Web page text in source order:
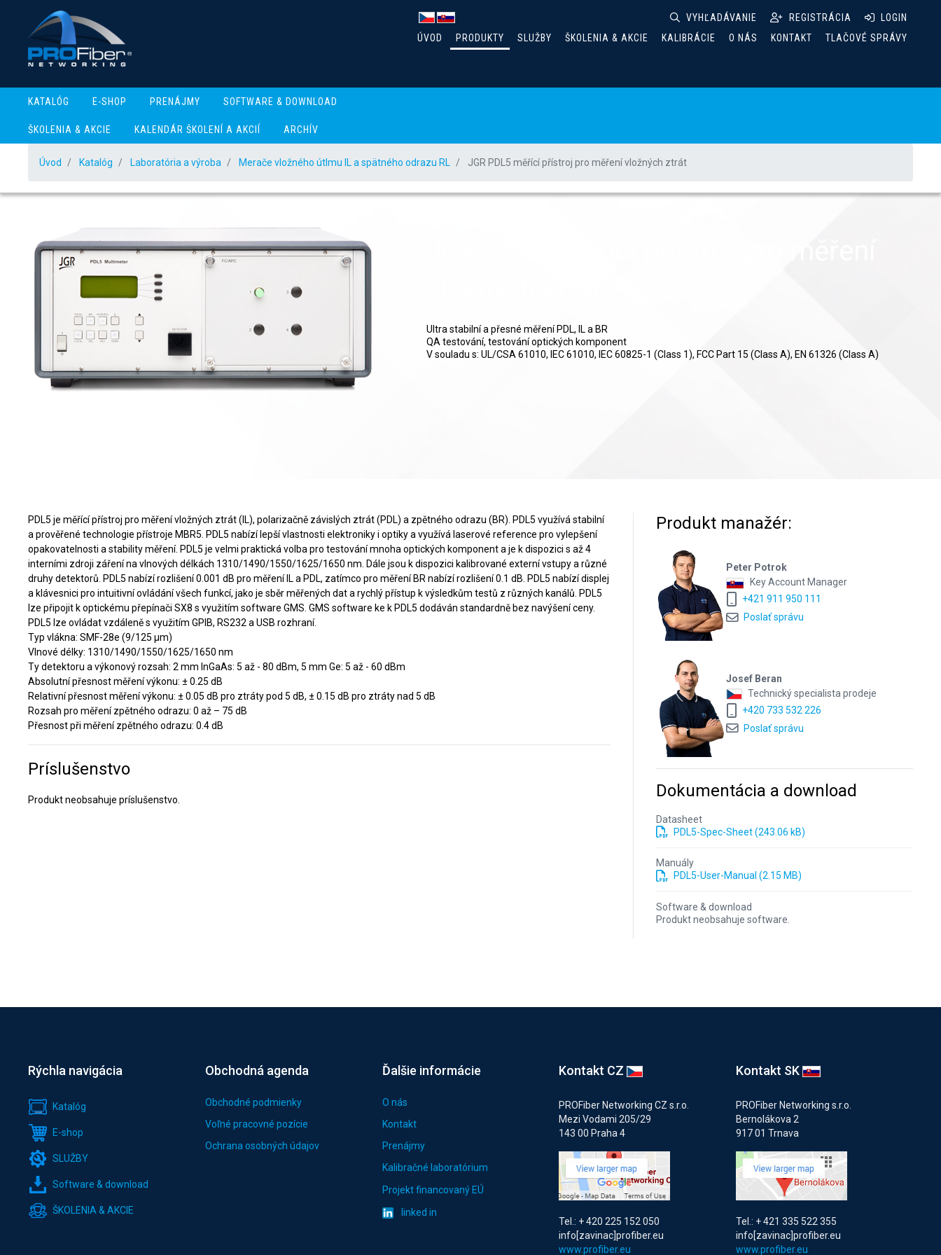
VYHĽADÁVANIE REGISTRÁCIA
LOGIN
ÚVOD
PRODUKTY SLUŽBY ŠKOLENIA & AKCIE KALIBRÁCIE O NÁS KONTAKT TLAČOVÉ SPRÁVY
KATALÓG E-SHOP PRENÁJMY SOFTWARE & DOWNLOAD
ŠKOLENIA & AKCIE KALENDÁR ŠKOLENÍ A AKCIÍ ARCHÍV
Úvod Katalóg Laboratória a výroba Merače vložného útlmu IL a spätného odrazu RL JGR PDL5 měřící přístroj pro měření vložných ztrát
Ultra stabilní a přesné měření PDL, IL a BR
QA testování, testování optických komponent
V souladu s: UL/CSA 61010, IEC 61010, IEC 60825-1 (Class 1), FCC Part 15 (Class A), EN 61326 (Class A)
PDL5 je měřící přístroj pro měření vložných ztrát (IL), polarizačně závislých ztrát (PDL) a zpětného odrazu (BR). PDL5 využívá stabilní
a prověřené technologie přístroje MBR5. PDL5 nabízí lepší vlastnosti elektroniky i optiky a využívá laserové reference pro vylepšení
opakovatelnosti a stability měření. PDL5 je velmi praktická volba pro testování mnoha optických komponent a je k dispozici s až 4
interními zdroji záření na vlnových délkách 1310/1490/1550/1625/1650 nm. Dále jsou k dispozici kalibrované externí vstupy a různé
druhy detektorů. PDL5 nabízí rozlišení 0.001 dB pro měření IL a PDL, zatímco pro měření BR nabízí rozlišení 0.1 dB. PDL5 nabízí displej
a klávesnici pro intuitivní ovládání všech funkcí, jako je sběr měřených dat a rychlý přístup k výsledkům testů z různých kanálů. PDL5
lze připojit k optickému přepínači SX8 s využitím software GMS. GMS software ke k PDL5 dodáván standardně bez navýšení ceny.
PDL5 lze ovládat vzdáleně s využitím GPIB, RS232 a USB rozhraní.
Typ vlákna: SMF-28e (9/125 µm)
Vlnové délky: 1310/1490/1550/1625/1650 nm
Ty detektoru a výkonový rozsah: 2 mm InGaAs: 5 až - 80 dBm, 5 mm Ge: 5 až - 60 dBm
Absolutní přesnost měření výkonu: ± 0.25 dB
Relativní přesnost měření výkonu: ± 0.05 dB pro ztráty pod 5 dB, ± 0.15 dB pro ztráty nad 5 dB
Rozsah pro měření zpětného odrazu: 0 až – 75 dB
Přesnost při měření zpětného odrazu: 0.4 dB
Príslušenstvo
Produkt neobsahuje príslušenstvo.
Produkt manažér:
Peter Potrok
Key Account Manager
+421 911 950 111
Poslať správu
Josef Beran
Technický specialista prodeje
+420 733 532 226
Poslať správu
Dokumentácia a download
Datasheet
PDL5-Spec-Sheet (243.06 kB)
Manuály
PDL5-User-Manual (2.15 MB)
Software & download
Produkt neobsahuje software.
Rýchla navigácia
Katalóg
E-shop
SLUŽBY
Software & download
ŠKOLENIA & AKCIE
Obchodná agenda
Obchodné podmienky
Voľné pracovné pozície
Ochrana osobných údajov
Ďalšie informácie
O nás
Kontakt
Prenájmy
Kalibračné laboratórium
Projekt financovaný EÚ
linked in
Kontakt CZ
PROFiber Networking CZ s.r.o.
Mezi Vodami 205/29
143 00 Praha 4
Tel.: + 420 225 152 050
info[zavinac]profiber.eu
www.profiber.eu
Kontakt SK
PROFiber Networking s.r.o.
Bernolákova 2
917 01 Trnava
Tel.: + 421 335 522 355
info[zavinac]profiber.eu
www.profiber.eu